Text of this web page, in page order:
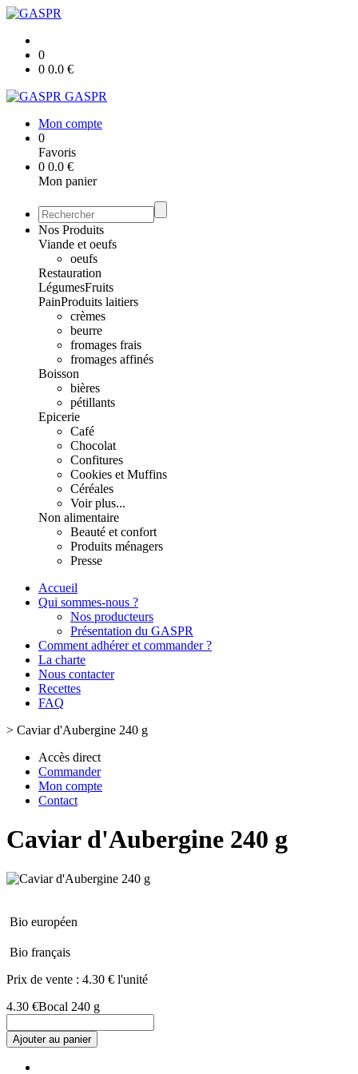
0
0 0.0 €
GASPR
Mon compte
0
Favoris
0 0.0 €
Mon panier
Nos Produits
Viande et oeufs
oeufs
Restauration
LégumesFruits
PainProduits laitiers
crèmes
beurre
fromages frais
fromages affinés
Boisson
bières
pétillants
Epicerie
Café
Chocolat
Confitures
Cookies et Muffins
Céréales
Voir plus...
Non alimentaire
Beauté et confort
Produits ménagers
Presse
Accueil
Qui sommes-nous ?
Nos producteurs
Présentation du GASPR
Comment adhérer et commander ?
La charte
Nous contacter
Recettes
FAQ
> Caviar d'Aubergine 240 g
Accès direct
Commander
Mon compte
Contact
Caviar d'Aubergine 240 g
Bio européen
Bio français
Prix de vente : 4.30 € l'unité
4.30 €Bocal 240 g
Ajouter au panier